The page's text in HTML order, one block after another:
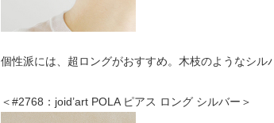
個性派には、超ロングがおすすめ。木枝のようなシル
＜#2768：joid’art POLA ピアス ロング シルバー＞